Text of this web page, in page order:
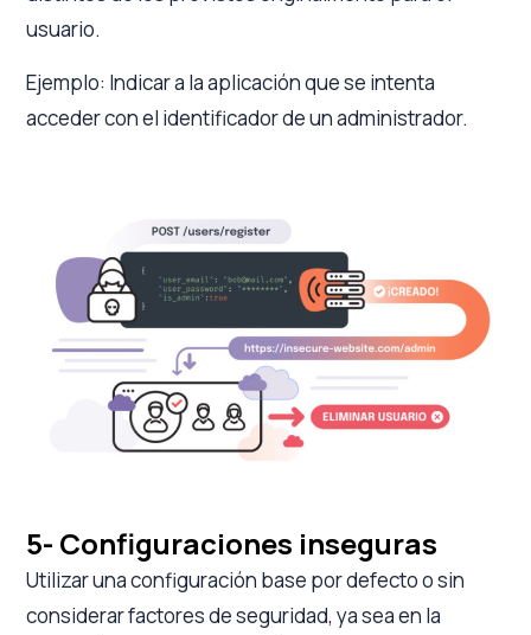
usuario.
Ejemplo: Indicar a la aplicación que se intenta
acceder con el identificador de un administrador.
5- Configuraciones inseguras
Utilizar una configuración base por defecto o sin
considerar factores de seguridad, ya sea en la